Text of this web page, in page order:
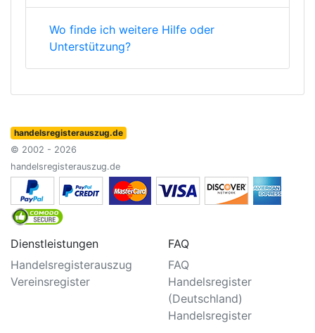
Wo finde ich weitere Hilfe oder
Unterstützung?
handelsregisterauszug.de
© 2002 - 2026
handelsregisterauszug.de
Dienstleistungen
Handelsregisterauszug
Vereinsregister
FAQ
FAQ
Handelsregister
(Deutschland)
Handelsregister